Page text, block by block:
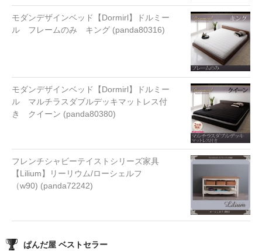
モダンデザインベッド【Dormirl】ドルミー
ル フレームのみ キング (panda80316)
モダンデザインベッド【Dormirl】ドルミー
ル マルチラスダブルデッキマットレス付
き クイーン (panda80380)
フレンチシャビーテイストシリーズ家具
【Lilium】リーリウム/ローシェルフ
（w90) (panda72242)
ぱんだ屋 ベストセラー